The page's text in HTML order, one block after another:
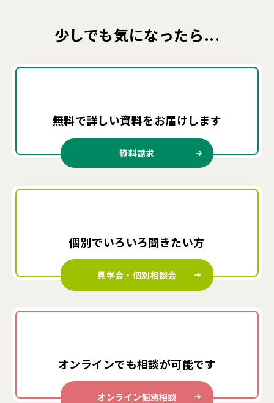
少しでも気になったら...
無料で詳しい資料をお届けします
資料請求
個別でいろいろ聞きたい方
見学会・個別相談会
オンラインでも相談が可能です
オンライン個別相談